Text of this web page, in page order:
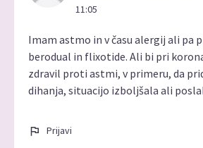
11:05
Imam astmo in v času alergij ali pa
berodual in flixotide. Ali bi pri
zdravil proti astmi, v primeru, da
dihanja, situacijo izboljšala ali
Prijavi